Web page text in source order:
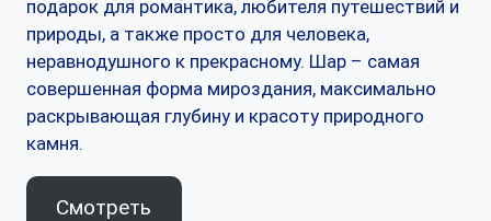
подарок для романтика, любителя путешествий и
природы, а также просто для человека,
неравнодушного к прекрасному. Шар – самая
совершенная форма мироздания, максимально
раскрывающая глубину и красоту природного
камня.
Смотреть